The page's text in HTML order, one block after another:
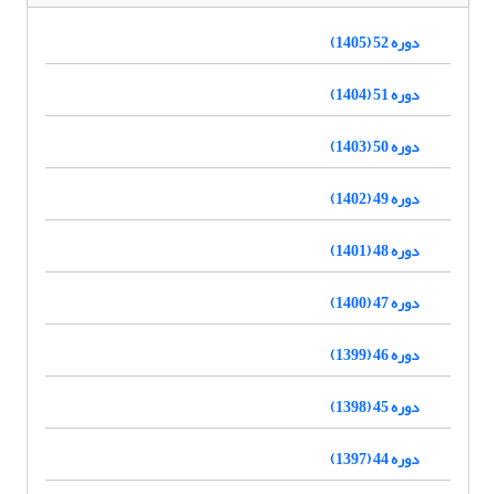
دوره 52 (1405)
دوره 51 (1404)
دوره 50 (1403)
دوره 49 (1402)
دوره 48 (1401)
دوره 47 (1400)
دوره 46 (1399)
دوره 45 (1398)
دوره 44 (1397)